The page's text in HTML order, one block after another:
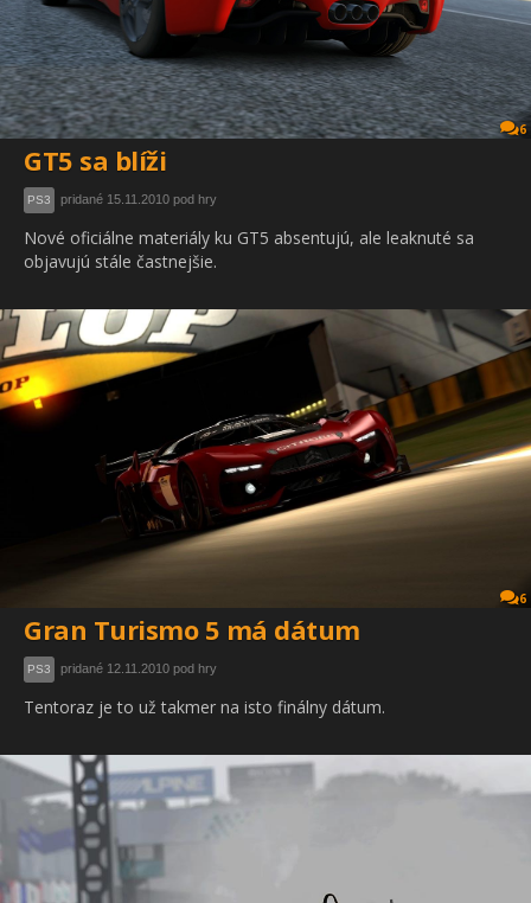
6
GT5 sa blíži
PS3 pridané 15.11.2010 pod hry
Nové oficiálne materiály ku GT5 absentujú, ale leaknuté sa
objavujú stále častnejšie.
6
Gran Turismo 5 má dátum
PS3 pridané 12.11.2010 pod hry
Tentoraz je to už takmer na isto finálny dátum.